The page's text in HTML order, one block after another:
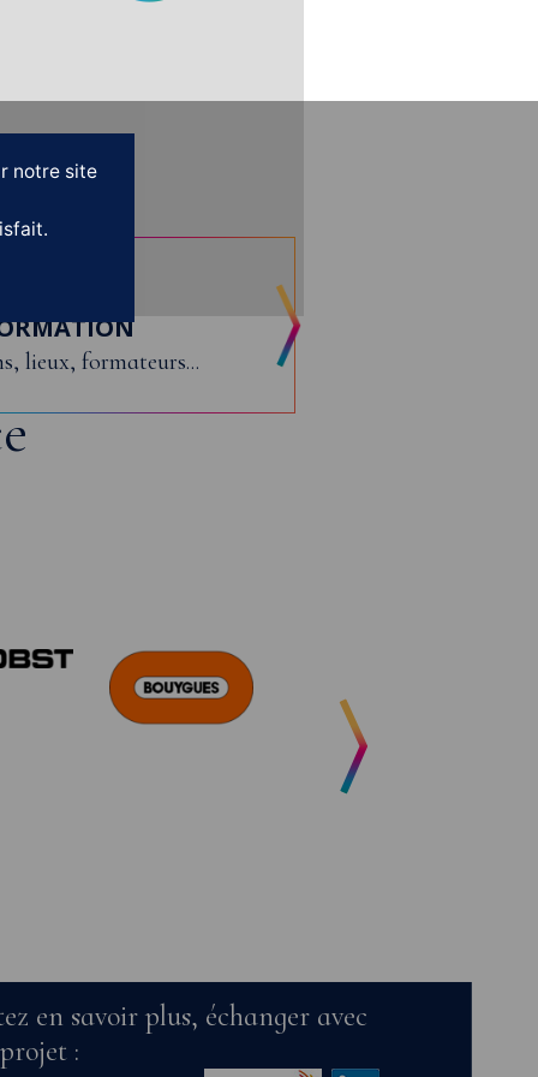
lieux, formateurs...
en savoir plus, échanger avec
:
notre site